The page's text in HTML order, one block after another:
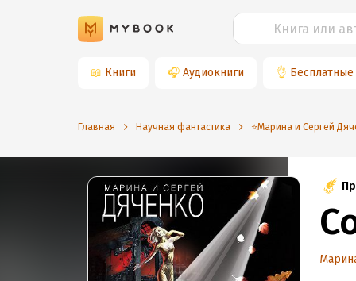
📖 Книги 🎧 Аудиокниги 👌 Бесплатные
Главная Научная фантастика ⭐️Марина и Сергей